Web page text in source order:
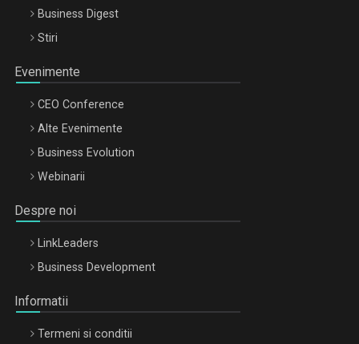
Business Digest
Stiri
Evenimente
CEO Conference
Alte Evenimente
Business Evolution
Webinarii
Despre noi
LinkLeaders
Business Development
Informatii
Termeni si conditii